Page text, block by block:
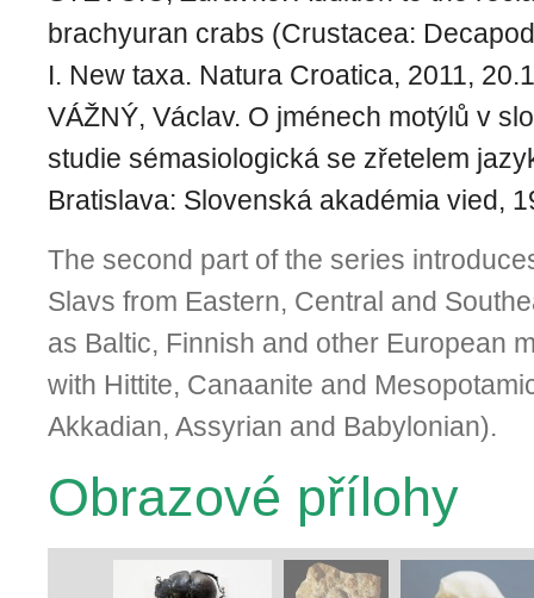
brachyuran crabs (Crustacea:
I. New taxa. Natura Croatica, 2011,
VÁŽNÝ, Václav. O jménech motýlů v
studie sémasiologická se zřetelem
Bratislava: Slovenská akadémia vied,
The second part of the series
Slavs from Eastern, Central and
as Baltic, Finnish and other European
with Hittite, Canaanite and
Akkadian, Assyrian and Babylonian).
Obrazové přílohy